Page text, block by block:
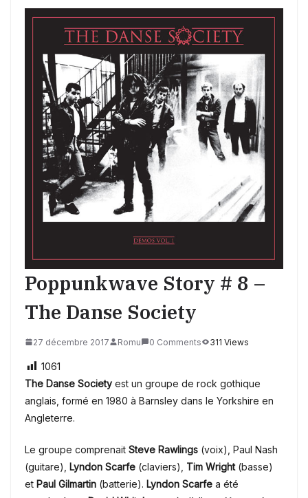
Poppunkwave Story # 8 –
The Danse Society
27 décembre 2017 Romu 0 Comments 311 Views
1061
The Danse Society est un groupe de rock gothique
anglais, formé en 1980 à Barnsley dans le Yorkshire en
Angleterre.
Le groupe comprenait Steve Rawlings (voix), Paul Nash
(guitare), Lyndon Scarfe (claviers), Tim Wright(basse)
et Paul Gilmartin (batterie). Lyndon Scarfe a été